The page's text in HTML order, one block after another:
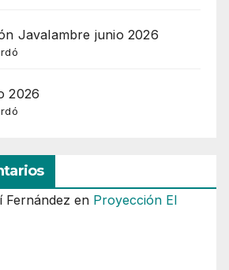
Javalambre junio 2026
2026
Fernández en Proyección El